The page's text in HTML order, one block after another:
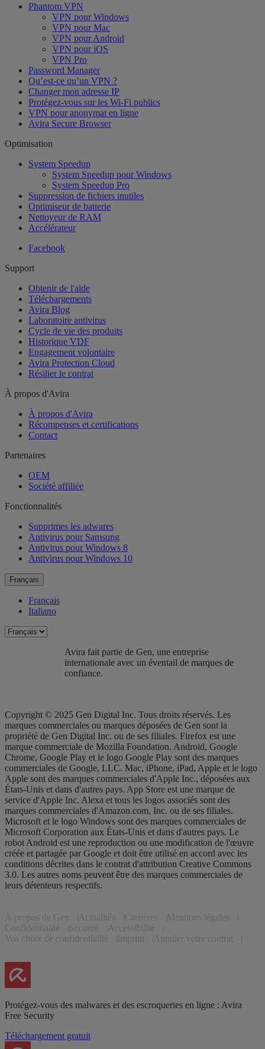
Phantom VPN
VPN pour Windows
VPN pour Mac
VPN pour Android
VPN pour iOS
VPN Pro
Password Manager
Qu’est-ce qu’un VPN ?
Changer mon adresse IP
Protégez-vous sur les Wi-Fi publics
VPN pour anonymat en ligne
Avira Secure Browser
Optimisation
System Speedup
System Speedup pour Windows
System Speedup Pro
Suppression de fichiers inutiles
Optimiseur de batterie
Nettoyeur de RAM
Accélérateur
Facebook
Support
Obtenir de l'aide
Téléchargements
Avira Blog
Laboratoire antivirus
Cycle de vie des produits
Historique VDF
Engagement volontaire
Avira Protection Cloud
Résilier le contrat
À propos d'Avira
À propos d'Avira
Récompenses et certifications
Contact
Partenaires
OEM
Société affiliée
Fonctionnalités
Supprimes les adwares
Antivirus pour Samsung
Antivirus pour Windows 8
Antivirus pour Windows 10
Français
Français
Italiano
Avira fait partie de Gen, une entreprise
internationale avec un éventail de marques de
confiance.​
Copyright © 2025 Gen Digital Inc. Tous droits réservés. Les
marques commerciales ou marques déposées de Gen sont la
propriété de Gen Digital Inc. ou de ses filiales. Firefox est une
marque commerciale de Mozilla Foundation. Android, Google
Chrome, Google Play et le logo Google Play sont des marques
commerciales de Google, LLC. Mac, iPhone, iPad, Apple et le logo
Apple sont des marques commerciales d'Apple Inc., déposées aux
États-Unis et dans d'autres pays. App Store est une marque de
service d'Apple Inc. Alexa et tous les logos associés sont des
marques commerciales d'Amazon.com, Inc. ou de ses filiales.
Microsoft et le logo Windows sont des marques commerciales de
Microsoft Corporation aux États-Unis et dans d'autres pays. Le
robot Android est une reproduction ou une modification de l'œuvre
créée et partagée par Google et doit être utilisé en accord avec les
conditions décrites dans le contrat d'attribution Creative Commons
3.0. Les autres noms peuvent être des marques commerciales de
leurs détenteurs respectifs.
À propos de Gen Actualités Carrières
Mentions légales
Confidentialité
Sécurité
Accessibilité
Vos choix de confidentialité
Imprint Annuler votre contrat
Protégez-vous des malwares et des escroqueries en ligne : Avira
Free Security
Téléchargement gratuit